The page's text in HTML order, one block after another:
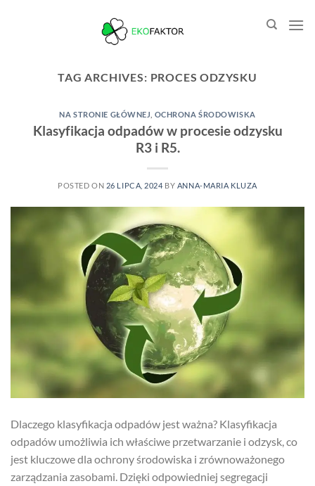
TAG ARCHIVES: PROCES ODZYSKU
NA STRONIE GŁÓWNEJ OCHRONA ŚRODOWISKA
Klasyfikacja odpadów w procesie odzysku
R3 i R5.
POSTED ON 26 LIPCA, 2024 BY ANNA-MARIA KLUZA
Dlaczego klasyfikacja odpadów jest ważna? Klasyfikacja
odpadów umożliwia ich właściwe przetwarzanie i odzysk, co
jest kluczowe dla ochrony środowiska i zrównoważonego
zarządzania zasobami. Dzięki odpowiedniej segregacji